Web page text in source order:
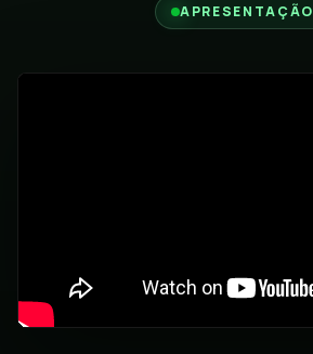
APRESENTAÇÃO